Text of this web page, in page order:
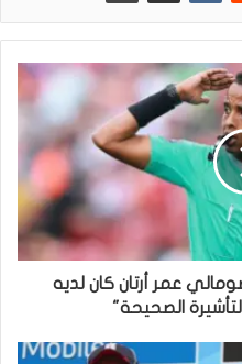
الحكم الصومالي عمر أرتان كان لديه
الصحيحة"